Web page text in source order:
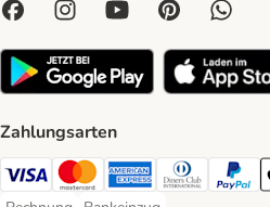
Zahlungsarten
Visa Payment Method
Mastercard Payment Method
American Express
Diners Club
PayPal